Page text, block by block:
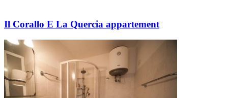
Il Corallo E La Quercia appartement